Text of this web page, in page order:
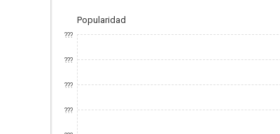
Popularidad
???
???
???
???